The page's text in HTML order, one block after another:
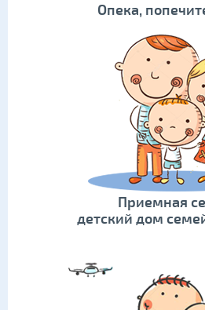
Опека,
Приемная
детский дом